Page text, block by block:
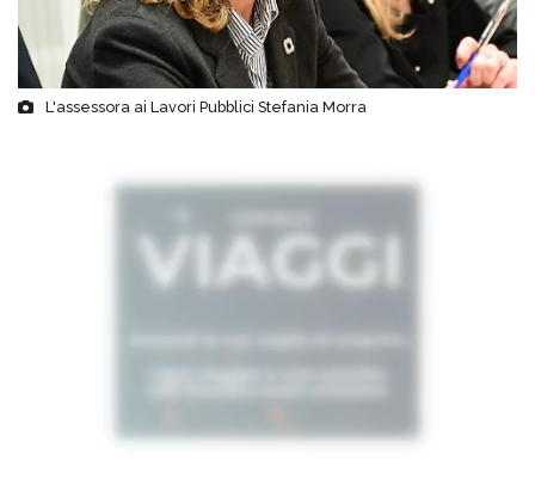
L'assessora ai Lavori Pubblici Stefania Morra